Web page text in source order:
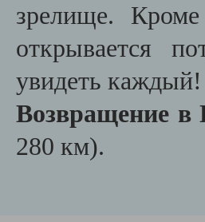
зрелище.
открывается
увидеть каждый!
Возвращение в
280 км).